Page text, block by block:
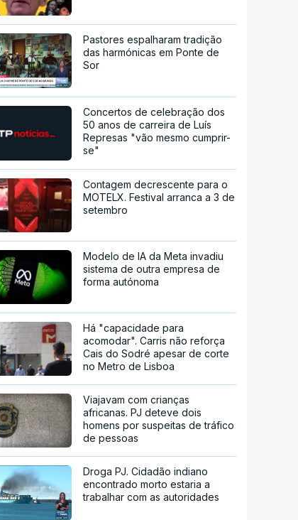
Pastores espalharam tradição
das harmónicas em Ponte de
Sor
Concertos de celebração dos
50 anos de carreira de Luís
Represas "vão mesmo cumprir-
se"
Contagem decrescente para o
MOTELX. Festival arranca a 3 de
setembro
Modelo de IA da Meta invadiu
sistema de outra empresa de
forma autónoma
Há "capacidade para
acomodar". Carris não reforça
Cais do Sodré apesar de corte
no Metro de Lisboa
Viajavam com crianças
africanas. PJ deteve dois
homens por suspeitas de tráfico
de pessoas
Droga PJ. Cidadão indiano
encontrado morto estaria a
trabalhar com as autoridades